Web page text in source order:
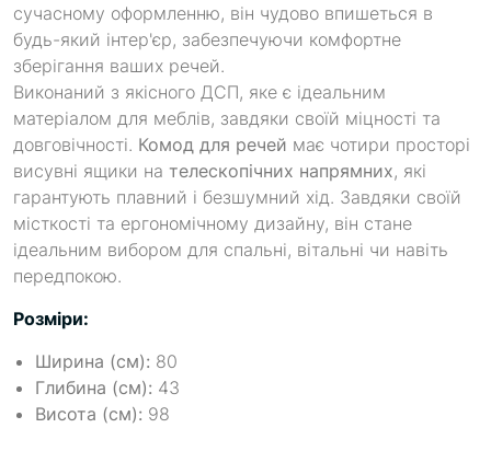
сучасному оформленню, він чудово впишеться в
будь-який інтер'єр, забезпечуючи комфортне
зберігання ваших речей.
Виконаний з якісного ДСП, яке є ідеальним
матеріалом для меблів, завдяки своїй міцності та
довговічності. Комод для речей має чотири просторі
висувні ящики на телескопічних напрямних, які
гарантують плавний і безшумний хід. Завдяки своїй
місткості та ергономічному дизайну, він стане
ідеальним вибором для спальні, вітальні чи навіть
передпокою.
Розміри:
Ширина (см): 80
Глибина (см): 43
Висота (см): 98